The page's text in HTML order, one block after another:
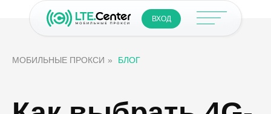
ВХОД
МОБИЛЬНЫЕ ПРОКСИ » БЛОГ